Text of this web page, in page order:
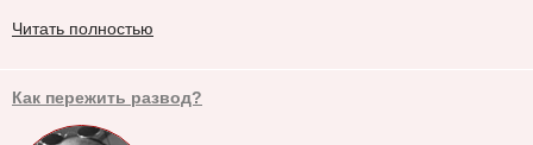
Читать полностью
Как пережить развод?